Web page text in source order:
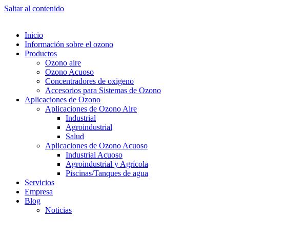
Saltar al contenido
Inicio
Información sobre el ozono
Productos
Ozono aire
Ozono Acuoso
Concentradores de oxigeno
Accesorios para Sistemas de Ozono
Aplicaciones de Ozono
Aplicaciones de Ozono Aire
Industrial
Agroindustrial
Salud
Aplicaciones de Ozono Acuoso
Industrial Acuoso
Agroindustrial y Agrícola
Piscinas/Tanques de agua
Servicios
Empresa
Blog
Noticias